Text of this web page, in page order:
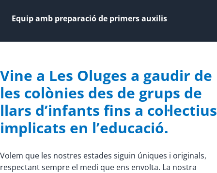
Equip amb preparació de primers auxilis
Vine a Les Oluges a gaudir de
les colònies des de grups de
llars d’infants fins a col·lectius
implicats en l’educació.
Volem que les nostres estades siguin úniques i originals,
respectant sempre el medi que ens envolta. La nostra